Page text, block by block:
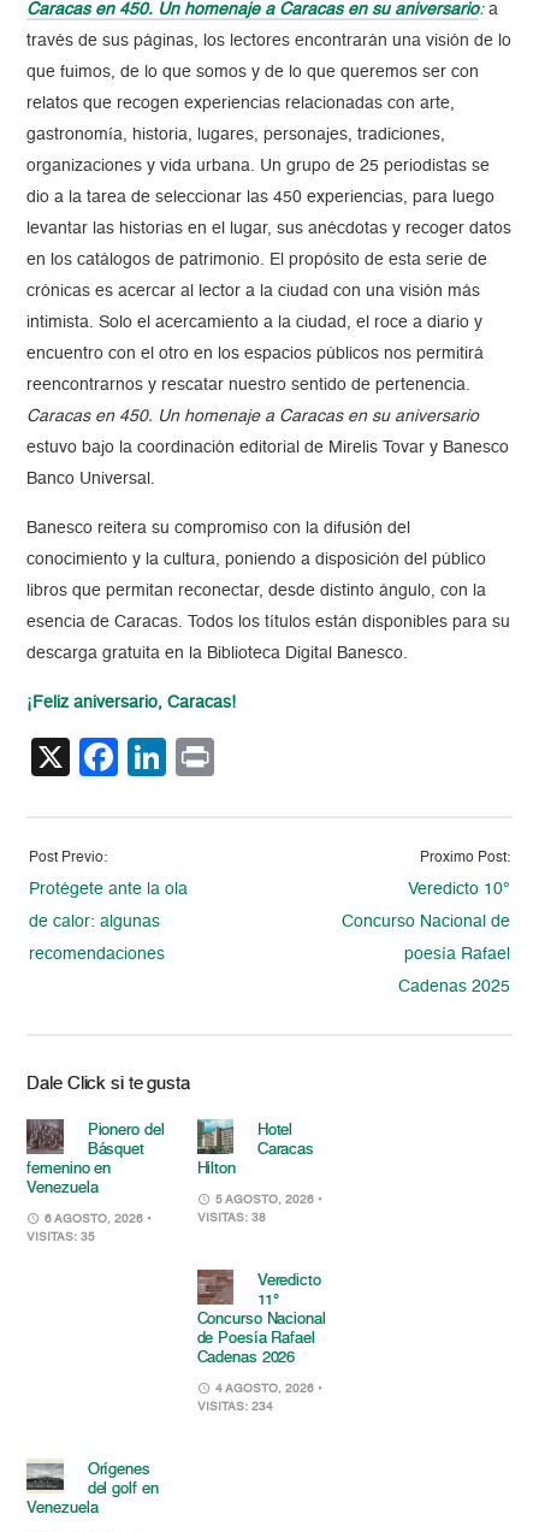
Caracas en 450. Un homenaje a Caracas en su aniversario:a
través de sus páginas, los lectores encontrarán una visión de lo
que fuimos, de lo que somos y de lo que queremos ser con
relatos que recogen experiencias relacionadas con arte,
gastronomía, historia, lugares, personajes, tradiciones,
organizaciones y vida urbana. Un grupo de 25 periodistas se
dio a la tarea de seleccionar las 450 experiencias, para luego
levantar las historias en el lugar, sus anécdotas y recoger datos
en los catálogos de patrimonio. El propósito de esta serie de
crónicas es acercar al lector a la ciudad con una visión más
intimista. Solo el acercamiento a la ciudad, el roce a diario y
encuentro con el otro en los espacios públicos nos permitirá
reencontrarnos y rescatar nuestro sentido de pertenencia.
Caracas en 450. Un homenaje a Caracas en su aniversario
estuvo bajo la coordinación editorial de Mirelis Tovar y Banesco
Banco Universal.
Banesco reitera su compromiso con la difusión del
conocimiento y la cultura, poniendo a disposición del público
libros que permitan reconectar, desde distinto ángulo, con la
esencia de Caracas. Todos los títulos están disponibles para su
descarga gratuita en la Biblioteca Digital Banesco.
¡Feliz aniversario, Caracas!
X Facebook
LinkedIn
Post Previo:
Protégete ante la ola
de calor: algunas
recomendaciones
Proximo Post:
Veredicto 10°
Concurso Nacional de
poesía Rafael
Cadenas 2025
Dale Click si te gusta
Pionero del
Básquet
femenino en
Venezuela
6 AGOSTO, 2026 •
VISITAS: 35
Hotel
Caracas
Hilton
5 AGOSTO, 2026 •
VISITAS: 38
Veredicto
11°
Concurso Nacional
de Poesía Rafael
Cadenas 2026
4 AGOSTO, 2026 •
VISITAS: 234
Orígenes
del golf en
Venezuela